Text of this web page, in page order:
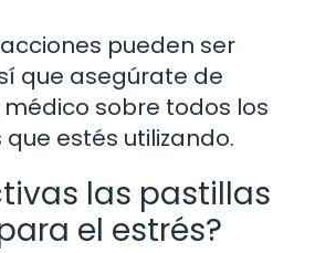
pueden ser
que asegúrate de
sobre todos los
estés utilizando.
las pastillas
el estrés?